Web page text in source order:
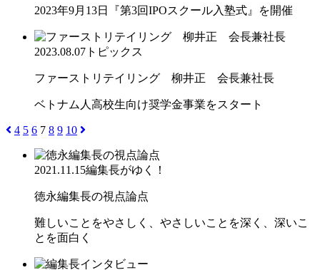
2023年9月13日『第3回IPOスクール入塾式』を開催
2023.08.07 トピックス
ファーストリテイリング 柳井正 会長兼社長
ベトナム人高校生向け奨学金事業をスタート
4 5 6 7 8 9 10
2021.11.15編集長がゆく！
徳永編集長の視点論点
難しいことをやさしく、やさしいことを深く、深いこ
とを面白く